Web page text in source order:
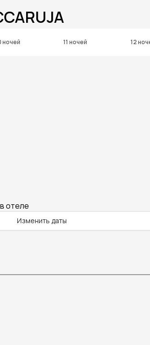
ночей 11 ночей 12
отеле
Изменить даты